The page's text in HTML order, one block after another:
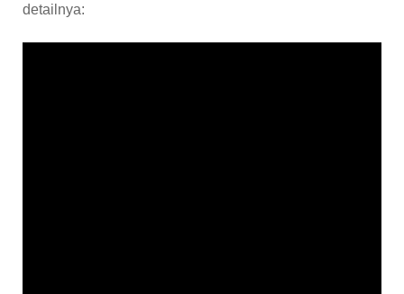
detailnya: